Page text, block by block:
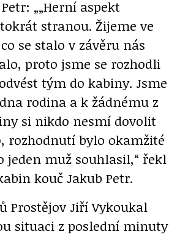
„„Herní aspekt
stranou. Žijeme ve
se stalo v závěru nás
proto jsme se rozhodli
tým do kabiny. Jsme
rodina a k žádnému z
si nikdo nesmí dovolit
rozhodnutí bylo okamžité
jeden muž souhlasil,“ řekl
kouč Jakub Petr.
Prostějov Jiří Vykoukal
situaci z poslední minuty